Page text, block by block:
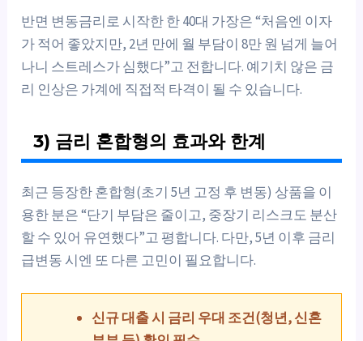
반면 변동금리로 시작한 한 40대 가장은 “처음엔 이자
가 적어 좋았지만, 2년 만에 월 부담이 8만 원 넘게 늘어
나니 스트레스가 심했다”고 전합니다. 예기치 않은 금
리 인상은 가계에 직접적 타격이 될 수 있습니다.
3) 금리 혼합형의 효과와 한계
최근 등장한 혼합형(초기 5년 고정 후 변동) 상품을 이
용한 분은 “단기 부담은 줄이고, 중장기 리스크도 분산
할 수 있어 유연했다”고 평합니다. 다만, 5년 이후 금리
급변동 시엔 또 다른 고민이 필요합니다.
신규 대출 시 금리 우대 조건(청년, 신혼